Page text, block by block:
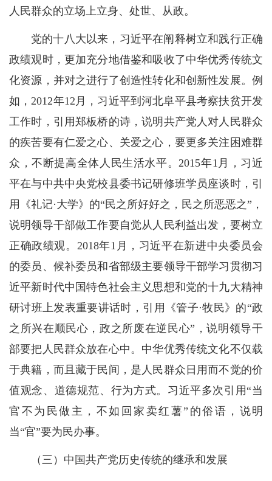
人民群众的立场上立身、处世、从政。
党的十八大以来，习近平在阐释树立和践行正确
政绩观时，更加充分地借鉴和吸收了中华优秀传统文
化资源，并对之进行了创造性转化和创新性发展。例
如，2012年12月，习近平到河北阜平县考察扶贫开发
工作时，引用郑板桥的诗，说明共产党人对人民群众
的疾苦要有仁爱之心、关爱之心，要更多关注困难群
众，不断提高全体人民生活水平。2015年1月，习近
平在与中共中央党校县委书记研修班学员座谈时，引
用《礼记·大学》的“民之所好好之，民之所恶恶之”，
说明领导干部做工作要自觉从人民利益出发，要树立
正确政绩观。2018年1月，习近平在新进中央委员会
的委员、候补委员和省部级主要领导干部学习贯彻习
近平新时代中国特色社会主义思想和党的十九大精神
研讨班上发表重要讲话时，引用《管子·牧民》的“政
之所兴在顺民心，政之所废在逆民心”，说明领导干
部要把人民群众放在心中。中华优秀传统文化不仅载
于典籍，而且藏于民间，是人民群众日用而不觉的价
值观念、道德规范、行为方式。习近平多次引用“当
官不为民做主，不如回家卖红薯”的俗语，说明
当“官”要为民办事。
（三）中国共产党历史传统的继承和发展